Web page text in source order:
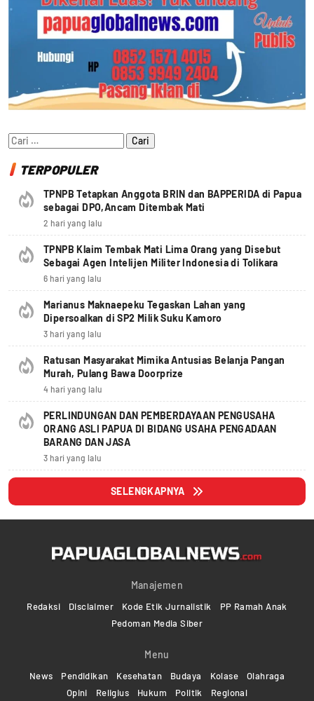
Cari
untuk:
TERPOPULER
TPNPB Tetapkan Anggota BRIN dan BAPPERIDA di Papua
sebagai DPO,Ancam Ditembak Mati
2 hari yang lalu
TPNPB Klaim Tembak Mati Lima Orang yang Disebut
Sebagai Agen Intelijen Militer Indonesia di Tolikara
6 hari yang lalu
Marianus Maknaepeku Tegaskan Lahan yang
Dipersoalkan di SP2 Milik Suku Kamoro
3 hari yang lalu
Ratusan Masyarakat Mimika Antusias Belanja Pangan
Murah, Pulang Bawa Doorprize
4 hari yang lalu
PERLINDUNGAN DAN PEMBERDAYAAN PENGUSAHA
ORANG ASLI PAPUA DI BIDANG USAHA PENGADAAN
BARANG DAN JASA
3 hari yang lalu
SELENGKAPNYA
Manajemen
Redaksi Disclaimer Kode Etik Jurnalistik
PP Ramah Anak
Pedoman Media Siber
Menu
News Pendidikan Kesehatan Budaya Kolase
Olahraga
Opini
Religius Hukum Politik Regional